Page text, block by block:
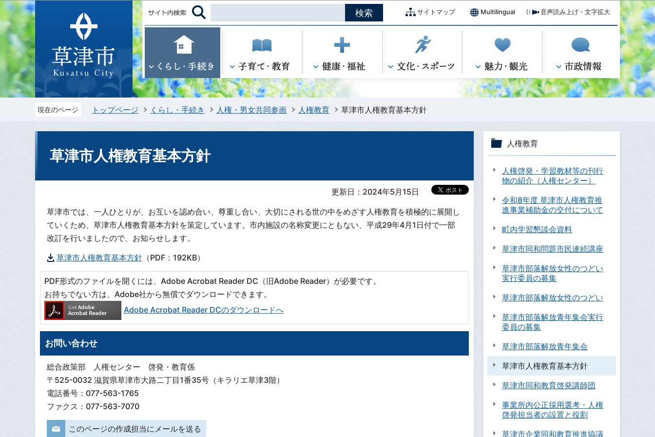
このページの本文へ移動
サイトマップ Multilingual 音声読み上げ・文字拡大
現在のページ トップページ くらし・手続き 人権・男女共同参画 人権教育 草津市人権教育基本方針
草津市人権教育基本方針
更新日：2024年5月15日
草津市では、一人ひとりが、お互いを認め合い、尊重し合い、大切にされる世の中をめざす人権教育を積極的に展開し
ていくため、草津市人権教育基本方針を策定しています。市内施設の名称変更にともない、平成29年4月1日付で一部
改訂を行いましたので、お知らせします。
草津市人権教育基本方針（PDF：192KB）
PDF形式のファイルを開くには、Adobe Acrobat Reader DC（旧Adobe Reader）が必要です。
お持ちでない方は、Adobe社から無償でダウンロードできます。
Adobe Acrobat Reader DCのダウンロードへ
お問い合わせ
総合政策部 人権センター 啓発・教育係
〒525-0032 滋賀県草津市大路二丁目1番35号（キラリエ草津3階）
電話番号：077-563-1765
ファクス：077-563-7070
このページの作成担当にメールを送る
人権教育
人権啓発・学習教材等の刊行
物の紹介（人権センター）
令和8年度 草津市人権教育推
進事業補助金の交付について
町内学習懇談会資料
草津市同和問題市民連続講座
草津市部落解放女性のつどい
実行委員の募集
草津市部落解放女性のつどい
草津市部落解放青年集会実行
委員の募集
草津市部落解放青年集会
草津市人権教育基本方針
草津市同和教育啓発講師団
事業所内公正採用選考・人権
啓発担当者の設置と役割
草津市企業同和教育推進協議